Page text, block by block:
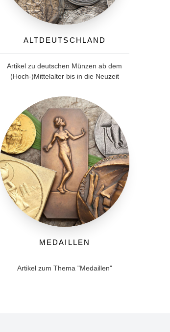
Altdeutschland
Artikel zu deutschen Münzen ab dem
(Hoch-)Mittelalter bis in die Neuzeit
Medaillen
Artikel zum Thema "Medaillen"